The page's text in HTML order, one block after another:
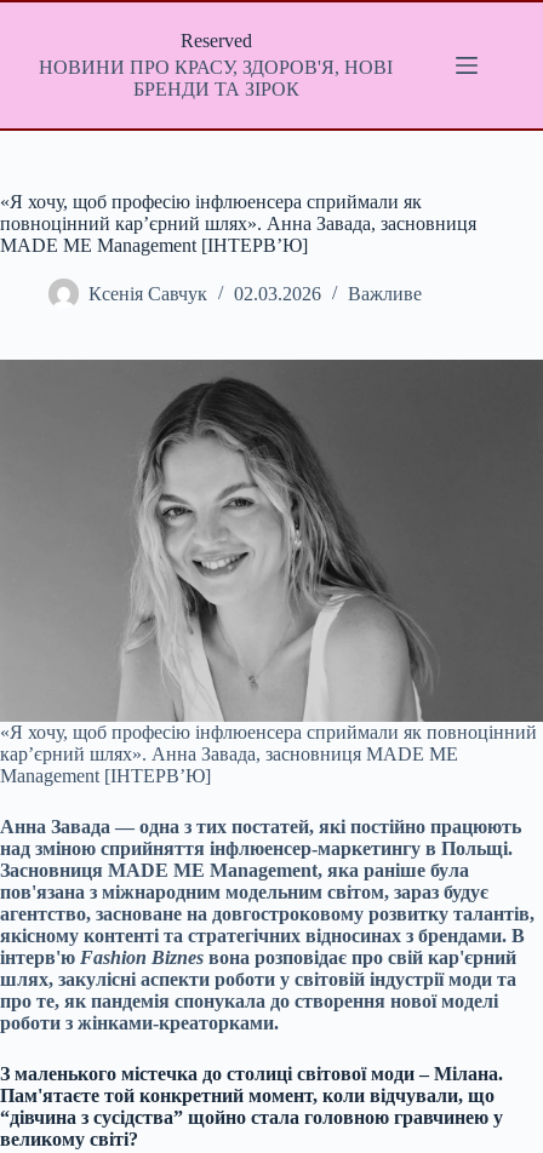
Перейти
Reserved
НОВИНИ ПРО КРАСУ, ЗДОРОВ'Я, НОВІ
БРЕНДИ ТА ЗІРОК
«Я хочу, щоб професію інфлюенсера сприймали як
повноцінний кар’єрний шлях». Анна Завада, засновниця
MADE ME Management [ІНТЕРВ’Ю]
Ксенія Савчук 02.03.2026 Важливе
«Я хочу, щоб професію інфлюенсера сприймали як повноцінний
кар’єрний шлях». Анна Завада, засновниця MADE ME
Management [ІНТЕРВ’Ю]
Анна Завада — одна з тих постатей, які постійно працюють
над зміною сприйняття інфлюенсер-маркетингу в Польщі.
Засновниця MADE ME Management, яка раніше була
пов'язана з міжнародним модельним світом, зараз будує
агентство, засноване на довгостроковому розвитку талантів,
якісному контенті та стратегічних відносинах з брендами. В
інтерв'ю Fashion Biznes вона розповідає про свій кар'єрний
шлях, закулісні аспекти роботи у світовій індустрії моди та
про те, як пандемія спонукала до створення нової моделі
роботи з жінками-креаторками.
З маленького містечка до столиці світової моди – Мілана.
Пам'ятаєте той конкретний момент, коли відчували, що
“дівчина з сусідства” щойно стала головною гравчинею у
великому світі?